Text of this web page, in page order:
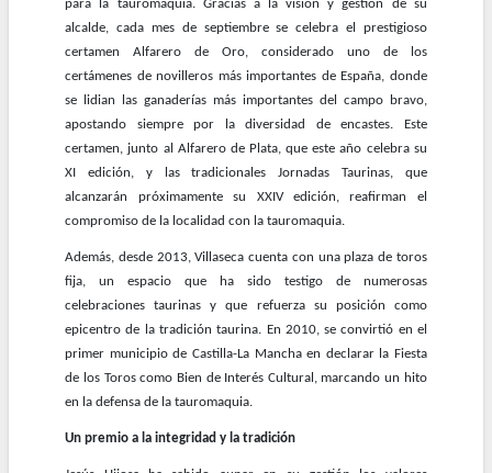
para la tauromaquia. Gracias a la visión y gestión de su
alcalde, cada mes de septiembre se celebra el prestigioso
certamen Alfarero de Oro, considerado uno de los
certámenes de novilleros más importantes de España, donde
se lidian las ganaderías más importantes del campo bravo,
apostando siempre por la diversidad de encastes. Este
certamen, junto al Alfarero de Plata, que este año celebra su
XI edición, y las tradicionales Jornadas Taurinas, que
alcanzarán próximamente su XXIV edición, reafirman el
compromiso de la localidad con la tauromaquia.
Además, desde 2013, Villaseca cuenta con una plaza de toros
fija, un espacio que ha sido testigo de numerosas
celebraciones taurinas y que refuerza su posición como
epicentro de la tradición taurina. En 2010, se convirtió en el
primer municipio de Castilla-La Mancha en declarar la Fiesta
de los Toros como Bien de Interés Cultural, marcando un hito
en la defensa de la tauromaquia.
Un premio a la integridad y la tradición